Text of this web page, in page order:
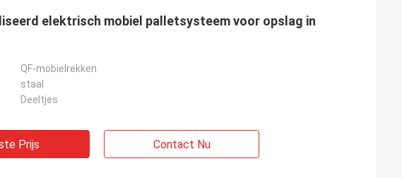
elektrisch mobiel palletsysteem voor opslag in
QF-mobielrekken
staal
Deeltjes
Prijs Contact Nu